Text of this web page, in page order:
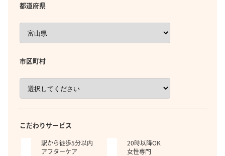
都道府県
市区町村
こだわりサービス
駅から徒歩5分以内
20時以降OK
アフターケア
女性専門